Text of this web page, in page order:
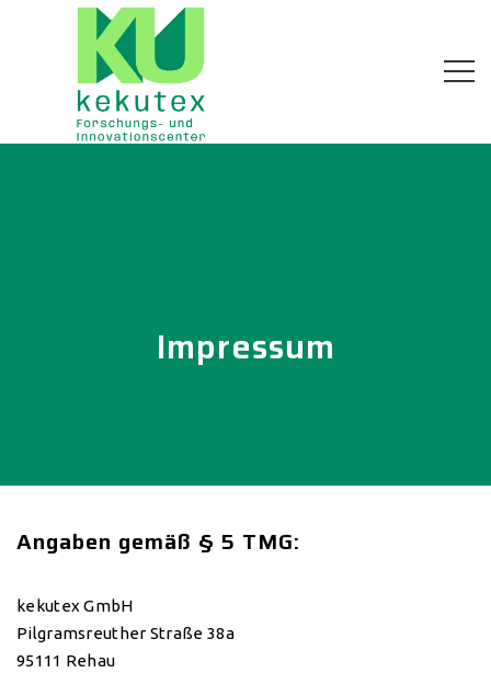
Impressum
Angaben gemäß § 5 TMG:
kekutex GmbH
Pilgramsreuther Straße 38a
95111 Rehau